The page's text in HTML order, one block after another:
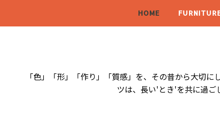
HOME
「色」「形」「作り」「質感」を、その昔から大切
ツは、長い'とき'を共に過ご